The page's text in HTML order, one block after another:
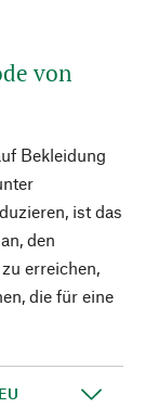
von
Bekleidung
ist das
den
erreichen,
die für eine